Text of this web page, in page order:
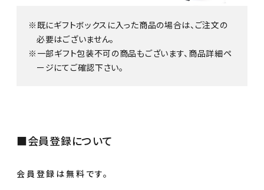
既にギフトボックスに入った商品の場合は、ご注文の
必要はございません。
一部ギフト包装不可の商品もございます、商品詳細ペ
ージにてご確認下さい。
■会員登録について
会員登録は無料です。